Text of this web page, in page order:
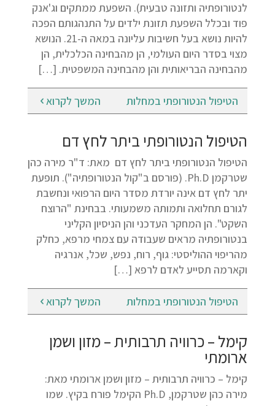
לנטורופתיה ותזונה טבעית). השפעת ממתקים וג'אנק
פוד ובכלל השפעת תזונת ילדים על התנהגותם הפכה
להיות נושא בעל חשיבות עליונה במאה ה-21. הנושא
מצוי בסדר היום העולמי, הן מהבחינה הכלכלית, הן
מהבחינה הבריאותית והן מהבחינה המשפטית. […]
הטיפול הנטורופתי במחלות המשך לקרוא
הטיפול הנטורופתי ביתר לחץ דם
הטיפול הנטורופתי ביתר לחץ דם מאת: ד"ר מירה כהן
שטרקמן Ph.D. (פורסם ב"קול הנטורופתיה"). תופעת
יתר לחץ דם אינה יורדת מסדר היום הרפואי ונחשבת
לגורם תחלואה ותמותה משמעותי. בבחינת "הרוצח
השקט". הן המחקר העדכני והן הניסיון הקליני
בנטורופתיה מראים שעבודה עם צמחי מרפא, כחלק
מהריפוי ההוליסטי: גוף, רוח, נפש, שכל, אנרגיה
וקארמה תסייע לאדם לרפא […]
הטיפול הנטורופתי במחלות המשך לקרוא
קימל – כרוויה תרבותית – מזון ושמן
ארומתי
קימל – כרוויה תרבותית – מזון ושמן ארומתי מאת:
מירה כהן שטרקמן, Ph.D הקימל פורח בקיץ. שמו